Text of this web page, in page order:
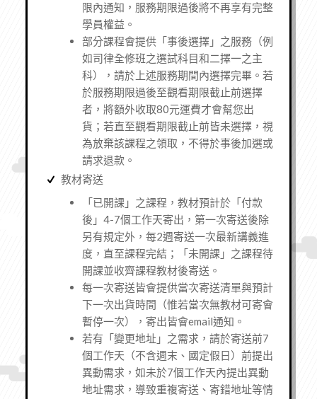
限內通知，服務期限過後將不再享有完整
學員權益。
部分課程會提供「事後選擇」之服務（例
如司律全修班之選試科目和二擇一之主
科），請於上述服務期間內選擇完畢。若
於服務期限過後至觀看期限截止前選擇
者，將額外收取80元運費才會幫您出
貨；若直至觀看期限截止前皆未選擇，視
為放棄該課程之領取，不得於事後加選或
請求退款。
教材寄送
「已開課」之課程，教材預計於「付款
後」4-7個工作天寄出，第一次寄送後除
另有規定外，每2週寄送一次最新講義進
度，直至課程完結；「未開課」之課程待
開課並收齊課程教材後寄送。
每一次寄送皆會提供當次寄送清單與預計
下一次出貨時間（惟若當次無教材可寄會
暫停一次），寄出皆會email通知。
若有「變更地址」之需求，請於寄送前7
個工作天（不含週末、國定假日）前提出
異動需求，如未於7個工作天內提出異動
地址需求，導致重複寄送、寄錯地址等情